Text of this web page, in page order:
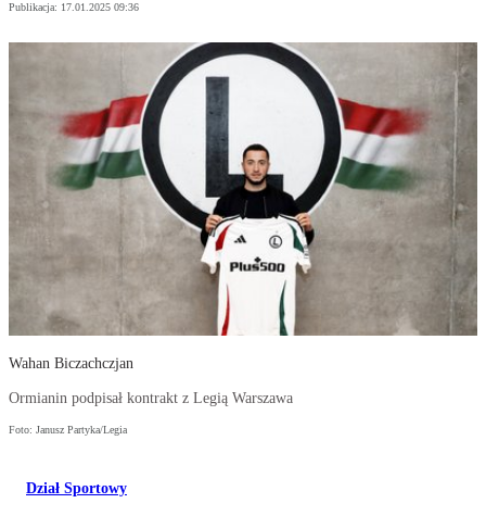
Publikacja: 17.01.2025 09:36
Wahan Biczachczjan
Ormianin podpisał kontrakt z Legią Warszawa
Foto: Janusz Partyka/Legia
Dział Sportowy